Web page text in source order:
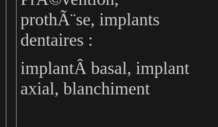
prothÃ¨se, implants
dentaires :
implantÂ basal, implant
axial, blanchiment